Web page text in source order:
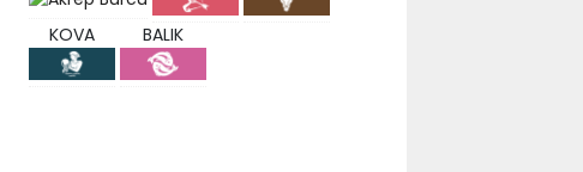
KOVA BALIK